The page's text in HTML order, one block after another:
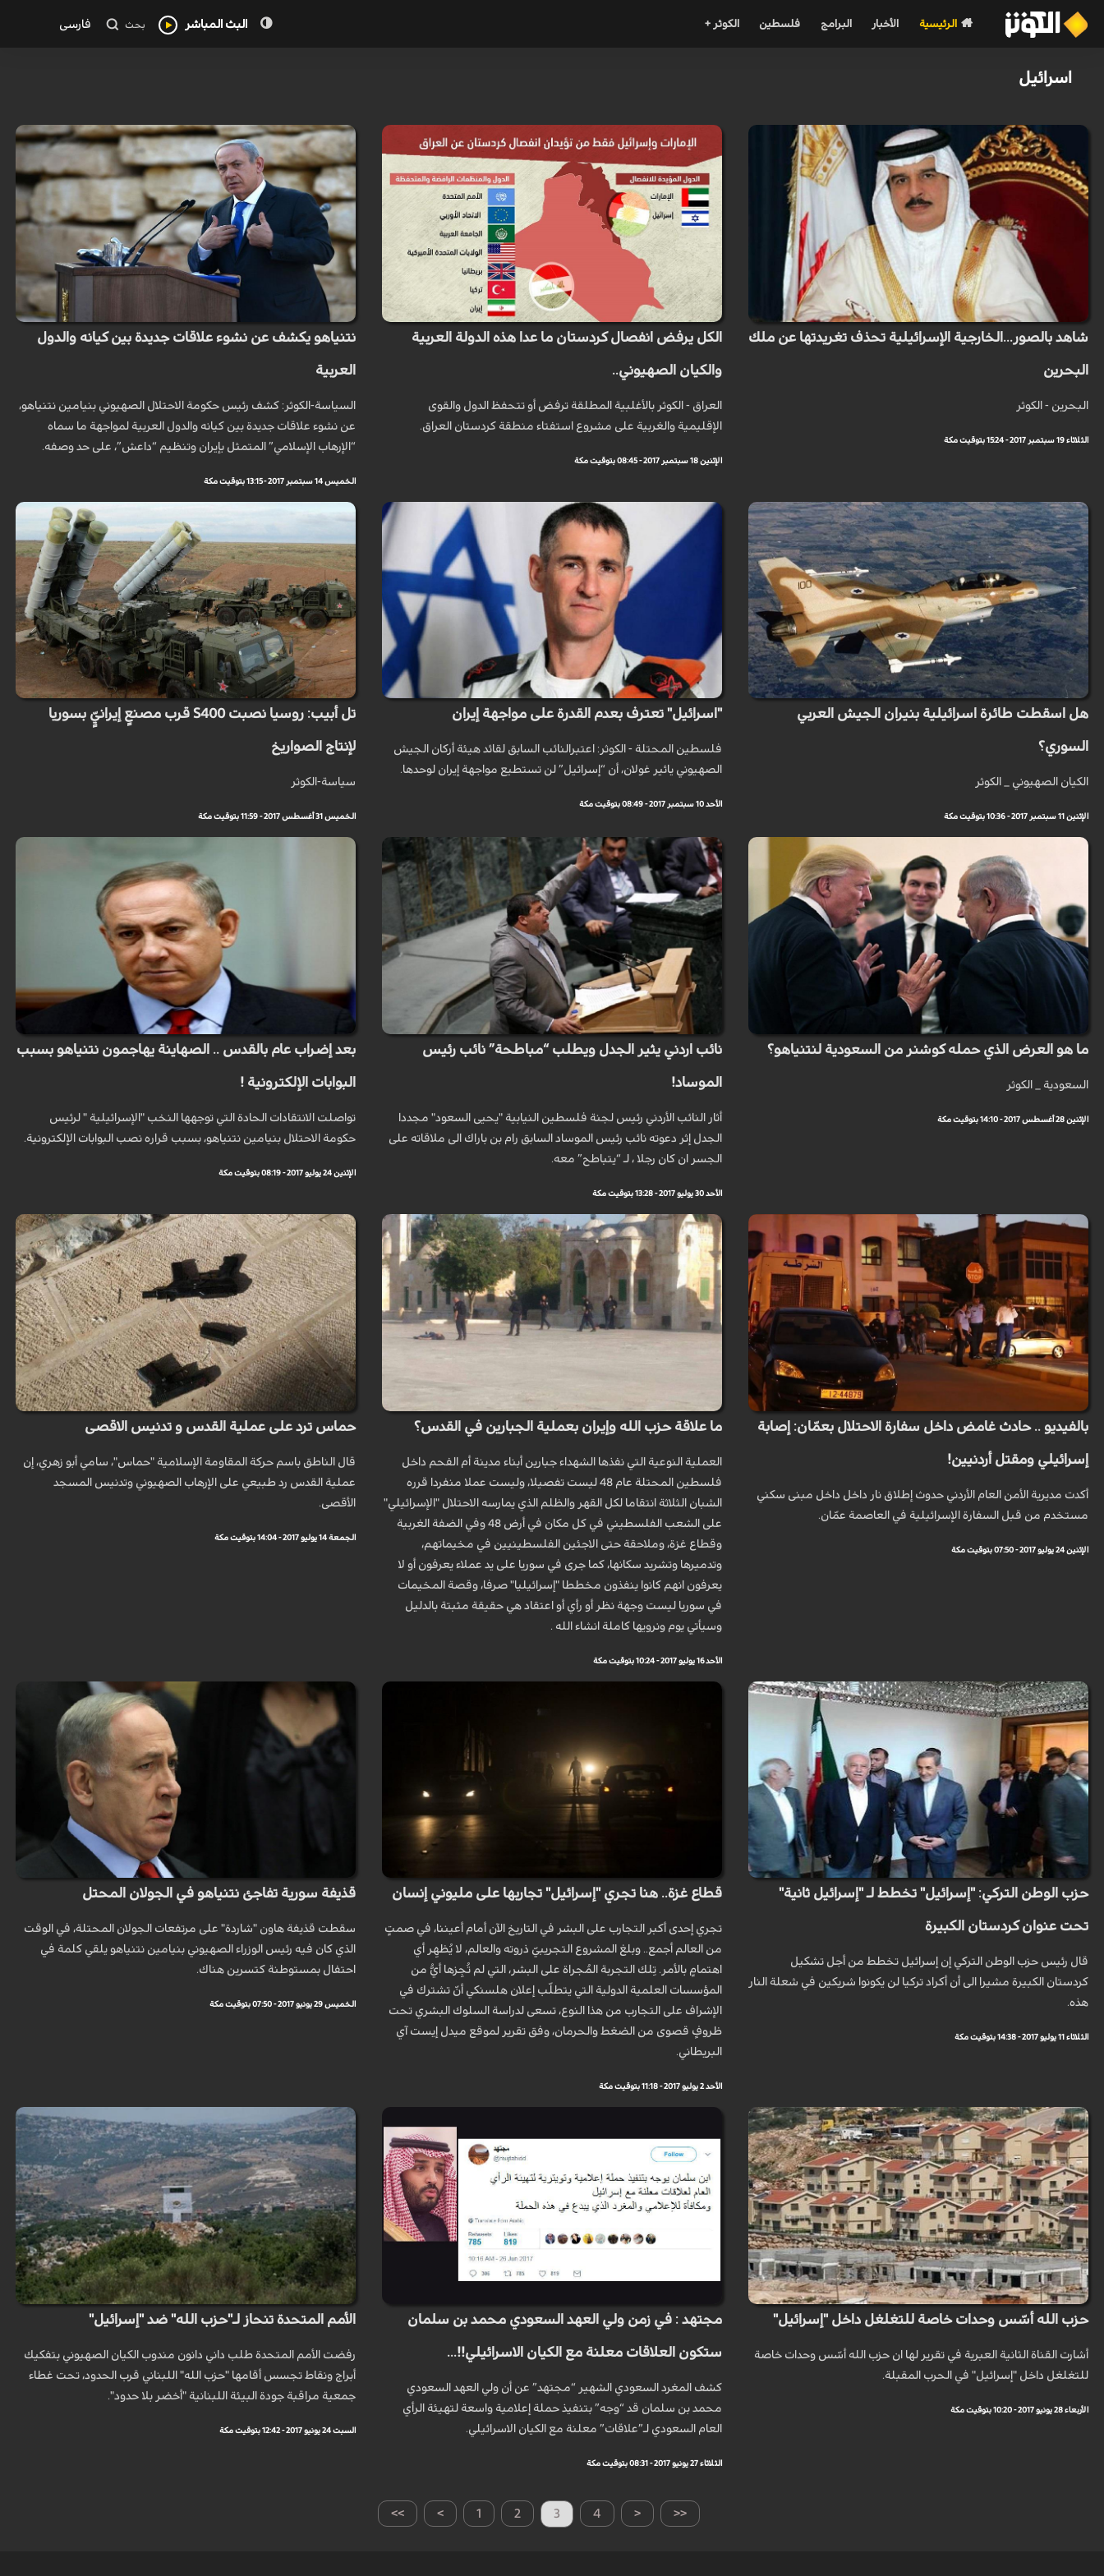
الرئيسية الأخبار البرامج فلسطين الكوثر + البث المباشر بحث فارسی
اسرائیل
شاهد بالصور...الخارجية الإسرائيلية تحذف تغريدتها عن ملك
البحرين
البحرين - الكوثر
الثلاثاء 19 سبتمبر 2017 - 15:24 بتوقيت مكة
الكل يرفض انفصال كردستان ما عدا هذه الدولة العربية
والكيان الصهيوني..
العراق - الكوثر بالأغلبية المطلقة ترفض أو تتحفظ الدول والقوى
الإقليمية والغربية على مشروع استفتاء منطقة كردستان العراق.
الإثنين 18 سبتمبر 2017 - 08:45 بتوقيت مكة
نتنياهو يكشف عن نشوء علاقات جديدة بين كيانه والدول
العربية
السياسة-الكوثر: كشف رئيس حكومة الاحتلال الصهيوني بنيامين نتنياهو،
عن نشوء علاقات جديدة بين كيانه والدول العربية لمواجهة ما سماه
“الإرهاب الإسلامي” المتمثل بإيران وتنظيم “داعش”، على حد وصفه.
الخميس 14 سبتمبر 2017 - 13:15 بتوقيت مكة
هل اسقطت طائرة اسرائيلية بنيران الجيش العربي
السوري؟
الكيان الصهيوني _ الكوثر
الإثنين 11 سبتمبر 2017 - 10:36 بتوقيت مكة
"اسرائيل" تعترف بعدم القدرة على مواجهة إيران
فلسطين المحتلة - الكوثر: اعتبرالنائب السابق لقائد هيئة أركان الجيش
الصهيوني يائير غولان، أن “إسرائيل” لن تستطيع مواجهة إيران لوحدها.
الأحد 10 سبتمبر 2017 - 08:49 بتوقيت مكة
تل أبيب: روسيا نصبت S400 قرب مصنعٍ إيرانيٍّ بسوريا
لإنتاج الصواريخ
سياسة-الكوثر
الخميس 31 أغسطس 2017 - 11:59 بتوقيت مكة
ما هو العرض الذي حمله كوشنر من السعودية لنتنياهو؟
السعودية _ الكوثر
الإثنين 28 أغسطس 2017 - 14:10 بتوقيت مكة
نائب اردني يثير الجدل ويطلب “مباطحة” نائب رئيس
الموساد!
أثار النائب الأردني رئيس لجنة فلسطين النيابية "يحيى السعود" مجددا
الجدل إثر دعوته نائب رئيس الموساد السابق رام بن باراك الى ملاقاته على
الجسر ان كان رجلا ، لـ “يتباطح” معه.
الأحد 30 يوليو 2017 - 13:28 بتوقيت مكة
بعد إضراب عام بالقدس .. الصهاينة يهاجمون نتنياهو بسبب
البوابات الإلكترونية !
تواصلت الانتقادات الحادة التي توجهها النخب "الإسرائيلية " لرئيس
حكومة الاحتلال بنيامين نتنياهو، بسبب قراره نصب البوابات الإلكترونية.
الإثنين 24 يوليو 2017 - 08:19 بتوقيت مكة
بالفيديو .. حادث غامض داخل سفارة الاحتلال بعمّان: إصابة
إسرائيلي ومقتل أردنيين!
أكدت مديرية الأمن العام الأردني حدوث إطلاق نار داخل داخل مبنى سكني
مستخدم من قبل السفارة الإسرائيلية في العاصمة عمّان.
الإثنين 24 يوليو 2017 - 07:50 بتوقيت مكة
ما علاقة حزب الله وإيران بعملية الجبارين في القدس؟
العملية النوعية التي نفذها الشهداء جبارين أبناء مدينة أم الفحم داخل
فلسطين المحتلة عام 48 ليست تفصيلا، وليست عملا منفردا قرره
الشبان الثلاثة انتقاما لكل القهر والظلم الذي يمارسه الاحتلال "الإسرائيلي"
على الشعب الفلسطيني في كل مكان في أرض 48 وفي الضفة الغربية
وقطاع غزة، وملاحقة حتى الاجئين الفلسطينيين في مخيماتهم،
وتدميرها وتشريد سكانها، كما جرى في سوريا على يد عملاء يعرفون أو لا
يعرفون انهم كانوا ينفذون مخططا "إسرائيليا" صرفا، وقصة المخيمات
في سوريا ليست وجهة نظر أو رأي أو اعتقاد هي حقيقة مثبتة بالدليل
وسيأتي يوم ونرويها كاملة انشاء الله .
الأحد 16 يوليو 2017 - 10:24 بتوقيت مكة
حماس ترد على عملية القدس و تدنيس الاقصى
قال الناطق باسم حركة المقاومة الإسلامية "حماس"، سامي أبو زهري، إن
عملية القدس رد طبيعي على الإرهاب الصهيوني وتدنيس المسجد
الأقصى.
الجمعة 14 يوليو 2017 - 14:04 بتوقيت مكة
حزب الوطن التركي: "إسرائيل" تخطط لـ "إسرائيل ثانية"
تحت عنوان كردستان الكبيرة
قال رئيس حزب الوطن التركي إن إسرائيل تخطط من أجل تشكيل
كردستان الكبيرة مشيرا الى أن أكراد تركيا لن يكونوا شريكين في شعلة النار
هذه.
الثلاثاء 11 يوليو 2017 - 14:38 بتوقيت مكة
قطاع غزة.. هنا تجري "إسرائيل" تجاربها على مليوني إنسان
تجري إحدى أكبر التجارب على البشر في التاريخ الآن أمام أعيننا، في صمتٍ
من العالم أجمع.. وبلغ المشروع التجريبيّ ذروته والعالم، لا يُظهِر أي
اهتمامٍ بالأمر. تِلك التجربة المُجراة على البشر، التي لم تُجِزها أيٌّ من
المؤسسات العلمية الدولية التي يتطلّب إعلان هلسنكي أنّ تشترك في
الإشراف على التجارب من هذا النوع، تسعى لدراسة السلوك البشري تحت
ظروفٍ قصوى من الضغط والحرمان، وفق تقرير لموقع ميدل إيست آي
البريطاني.
الأحد 2 يوليو 2017 - 11:18 بتوقيت مكة
قذيفة سورية تفاجئ نتنياهو في الجولان المحتل
سقطت قذيفة هاون "شاردة" على مرتفعات الجولان المحتلة، في الوقت
الذي كان فيه رئيس الوزراء الصهيوني بنيامين نتنياهو يلقي كلمة في
احتفال بمستوطنة كتسرين هناك.
الخميس 29 يونيو 2017 - 07:50 بتوقيت مكة
حزب الله أسّس وحدات خاصة للتغلغل داخل "إسرائيل"
أشارت القناة الثانية العبرية في تقرير لها ان حزب الله أسّس وحدات خاصة
للتغلغل داخل "إسرائيل" في الحرب المقبلة.
الأربعاء 28 يونيو 2017 - 10:20 بتوقيت مكة
مجتهد : في زمن ولي العهد السعودي محمد بن سلمان
ستكون العلاقات معلنة مع الكيان الاسرائيلي!!...
كشف المغرد السعودي الشهير “مجتهد” عن أن ولي العهد السعودي
محمد بن سلمان قد “وجه” بتنفيذ حملة إعلامية واسعة لتهيئة الرأي
العام السعودي لـ”علاقات” معلنة مع الكيان الاسرائيلي.
الثلاثاء 27 يونيو 2017 - 08:31 بتوقيت مكة
الأمم المتحدة تنحاز لـ"حزب الله" ضد "إسرائيل"
رفضت الأمم المتحدة طلب داني دانون مندوب الكيان الصهيوني بتفكيك
أبراج ونقاط تجسس أقامها "حزب الله" اللبناني قرب الحدود، تحت غطاء
جمعية مراقبة جودة البيئة اللبنانية "أخضر بلا حدود".
السبت 24 يونيو 2017 - 12:42 بتوقيت مكة
>> > 1 2 3 4 < <<